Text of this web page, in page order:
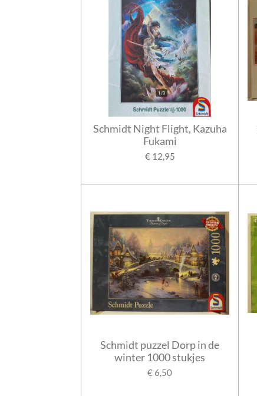
Schmidt Night Flight, Kazuha
Fukami
€ 12,95
Schmidt puzzel Dorp in de
winter 1000 stukjes
€ 6,50